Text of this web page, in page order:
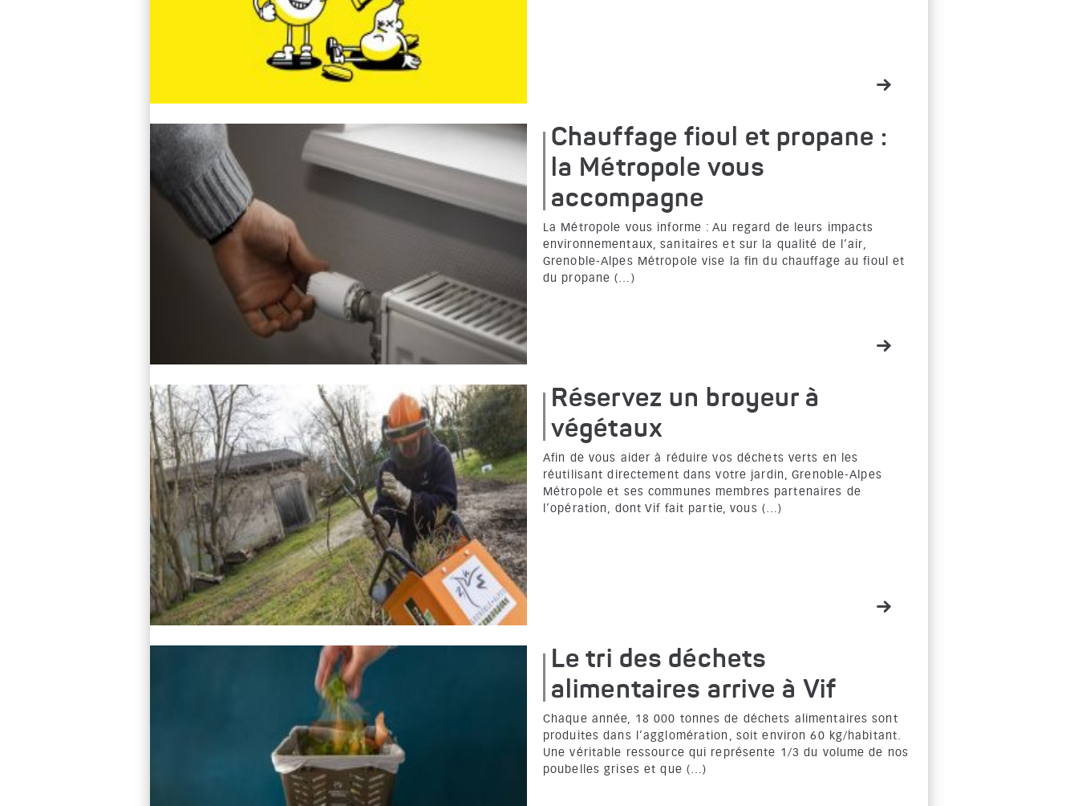
Chauffage fioul et propane :
la Métropole vous
accompagne
La Métropole vous informe : Au regard de leurs impacts
environnementaux, sanitaires et sur la qualité de l’air,
Grenoble-Alpes Métropole vise la fin du chauffage au fioul et
du propane (…)
Lire l'article
Réservez un broyeur à
végétaux
Afin de vous aider à réduire vos déchets verts en les
réutilisant directement dans votre jardin, Grenoble-Alpes
Métropole et ses communes membres partenaires de
l’opération, dont Vif fait partie, vous (…)
Lire l'article
Le tri des déchets
alimentaires arrive à Vif
Chaque année, 18 000 tonnes de déchets alimentaires sont
produites dans l’agglomération, soit environ 60 kg/habitant.
Une véritable ressource qui représente 1/3 du volume de nos
poubelles grises et que (…)